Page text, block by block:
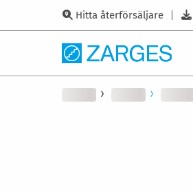
Hitta återförsäljare